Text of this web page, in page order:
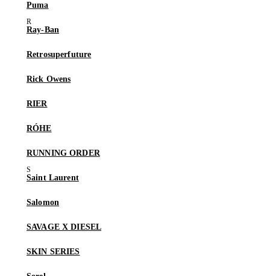
Puma
Ray-Ban
Retrosuperfuture
Rick Owens
RIER
RÓHE
RUNNING ORDER
Saint Laurent
Salomon
SAVAGE X DIESEL
SKIN SERIES